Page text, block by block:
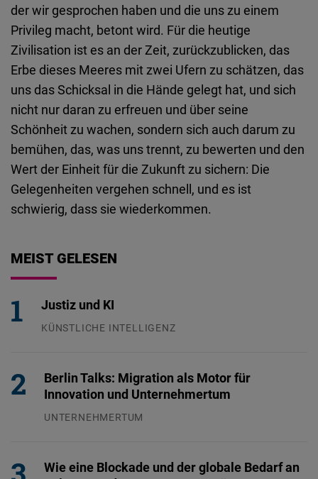
der wir gesprochen haben und die uns zu einem
Privileg macht, betont wird. Für die heutige
Zivilisation ist es an der Zeit, zurückzublicken, das
Erbe dieses Meeres mit zwei Ufern zu schätzen, das
uns das Schicksal in die Hände gelegt hat, und sich
nicht nur daran zu erfreuen und über seine
Schönheit zu wachen, sondern sich auch darum zu
bemühen, das, was uns trennt, zu bewerten und den
Wert der Einheit für die Zukunft zu sichern: Die
Gelegenheiten vergehen schnell, und es ist
schwierig, dass sie wiederkommen.
MEIST GELESEN
Justiz und KI
KÜNSTLICHE INTELLIGENZ
Berlin Talks: Migration als Motor für
Innovation und Unternehmertum
UNTERNEHMERTUM
Wie eine Blockade und der globale Bedarf an